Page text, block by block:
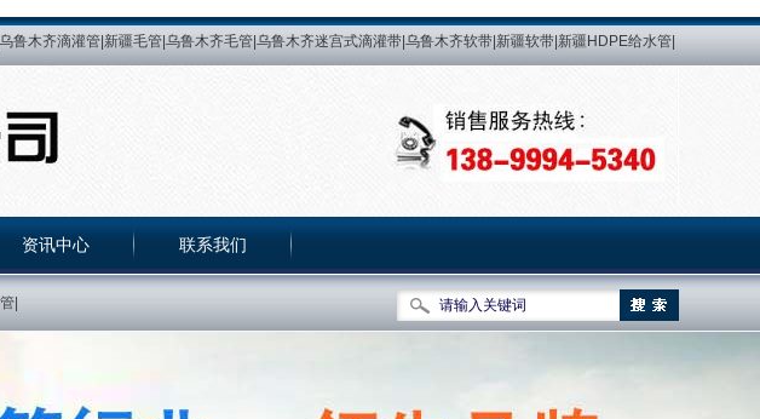
木齐滴灌管|新疆毛管|乌鲁木齐毛管|乌鲁木齐迷宫式滴灌带|乌鲁木齐软带|新疆软带|新疆HDPE给水管|
喷灌带|乌鲁木齐滴灌带厂|新疆滴灌带生产厂 家|乌鲁木齐PE热熔管生产厂|乌鲁木齐微喷带生产厂|益
PE热熔管|乌鲁木齐PE热熔管||新疆PE给水管|乌鲁木齐PE给水管|PE管|新疆PE管|乌鲁木齐PE管|PE热
灌带|乌鲁木齐压力补偿式滴灌管|新疆压力补偿式滴灌管|乌鲁木齐内镶式压力补偿滴灌管|新疆内镶式
关于我们 | 网站地图 | 加入收藏
资讯中心 联系我们
|